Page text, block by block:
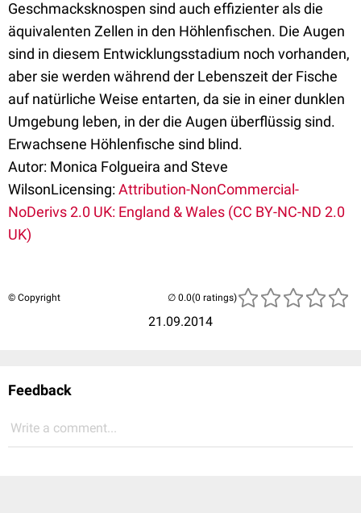
Geschmacksknospen sind auch effizienter als die
äquivalenten Zellen in den Höhlenfischen. Die Augen
sind in diesem Entwicklungsstadium noch vorhanden,
aber sie werden während der Lebenszeit der Fische
auf natürliche Weise entarten, da sie in einer dunklen
Umgebung leben, in der die Augen überflüssig sind.
Erwachsene Höhlenfische sind blind.
Autor: Monica Folgueira and Steve
WilsonLicensing:Attribution-NonCommercial-
NoDerivs 2.0 UK: England & Wales (CC BY-NC-ND 2.0
UK)
© Copyright
21.09.2014
(0 ratings)
Feedback
Write a comment...